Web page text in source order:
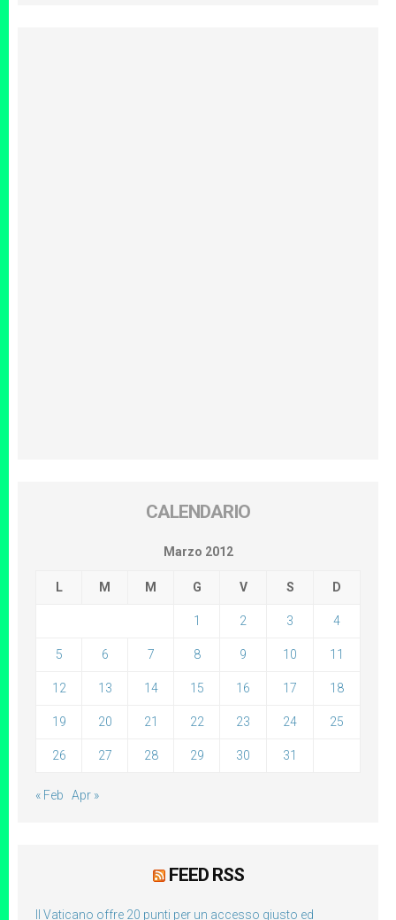
CALENDARIO
Marzo 2012
L M M G V S D
1 2 3 4
5 6 7 8 9 10 11
12 13 14 15 16 17 18
19 20 21 22 23 24 25
26 27 28 29 30 31
« Feb Apr »
FEED RSS
Il Vaticano offre 20 punti per un accesso giusto ed